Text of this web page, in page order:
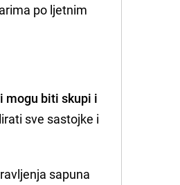
po ljetnim
mogu biti skupi i
sve sastojke i
sapuna